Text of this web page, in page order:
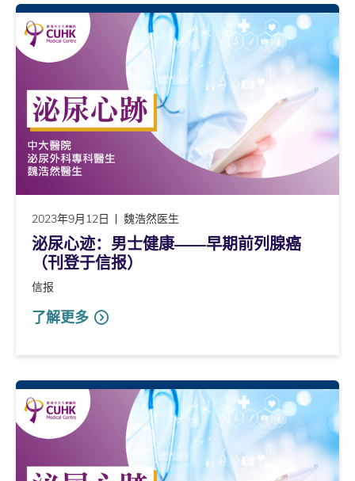
2023年9月12日 魏浩然医生
泌尿心迹：男士健康――早期前列腺癌
（刊登于信报）
信报
了解更多